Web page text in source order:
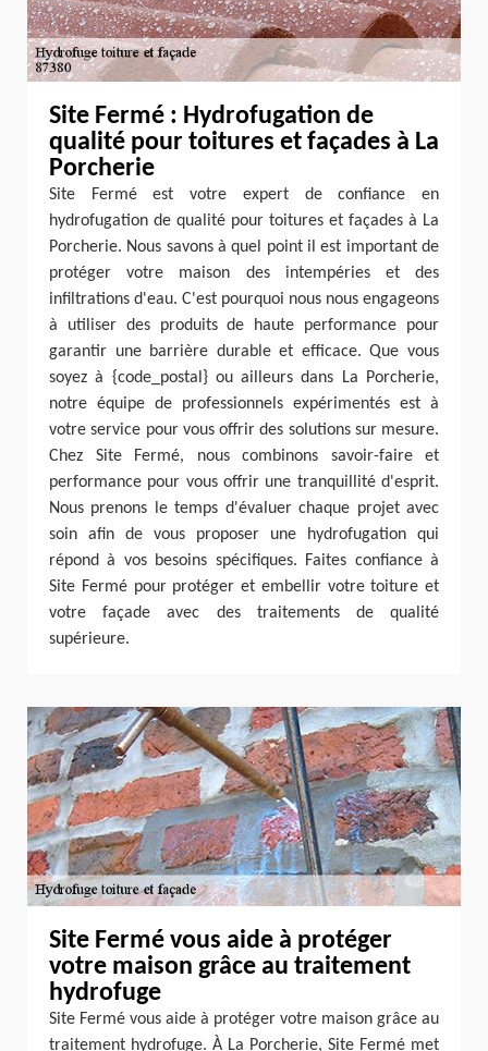
Site Fermé : Hydrofugation de
qualité pour toitures et façades à La
Porcherie
Site Fermé est votre expert de confiance en
hydrofugation de qualité pour toitures et façades à La
Porcherie. Nous savons à quel point il est important de
protéger votre maison des intempéries et des
infiltrations d'eau. C'est pourquoi nous nous engageons
à utiliser des produits de haute performance pour
garantir une barrière durable et efficace. Que vous
soyez à {code_postal} ou ailleurs dans La Porcherie,
notre équipe de professionnels expérimentés est à
votre service pour vous offrir des solutions sur mesure.
Chez Site Fermé, nous combinons savoir-faire et
performance pour vous offrir une tranquillité d'esprit.
Nous prenons le temps d'évaluer chaque projet avec
soin afin de vous proposer une hydrofugation qui
répond à vos besoins spécifiques. Faites confiance à
Site Fermé pour protéger et embellir votre toiture et
votre façade avec des traitements de qualité
supérieure.
Site Fermé vous aide à protéger
votre maison grâce au traitement
hydrofuge
Site Fermé vous aide à protéger votre maison grâce au
traitement hydrofuge. À La Porcherie, Site Fermé met